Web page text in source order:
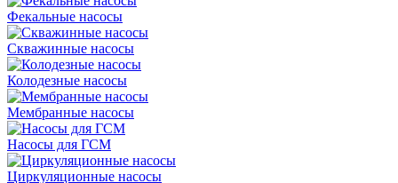
Фекальные насосы
Скважинные насосы
Колодезные насосы
Мембранные насосы
Насосы для ГСМ
Циркуляционные насосы